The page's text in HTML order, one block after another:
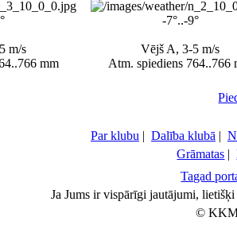
m/s
mm
-7°..-9°
Vējš A, 3-5 m/s
Atm. spiediens 764..766
Par klubu | Dalība klubā |
Grāmatas |
Tagad
Ja Jums ir vispārīgi jautājumi,
©